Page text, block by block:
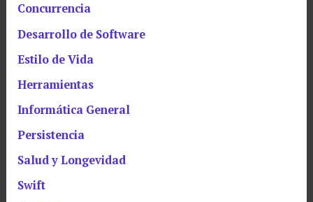
Concurrencia
Desarrollo de Software
Estilo de Vida
Herramientas
Informática General
Persistencia
Salud y Longevidad
Swift